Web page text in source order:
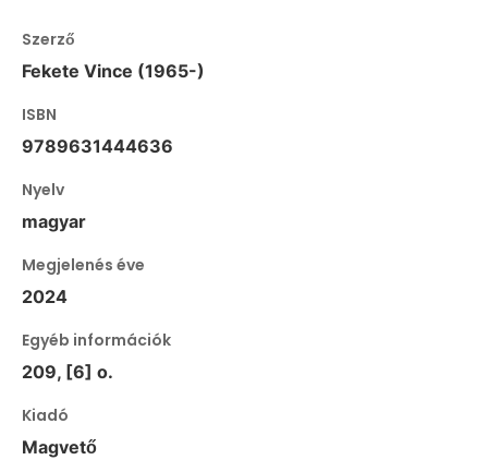
Szerző
Fekete Vince (1965-)
ISBN
9789631444636
Nyelv
magyar
Megjelenés éve
2024
Egyéb információk
209, [6] o.
Kiadó
Magvető